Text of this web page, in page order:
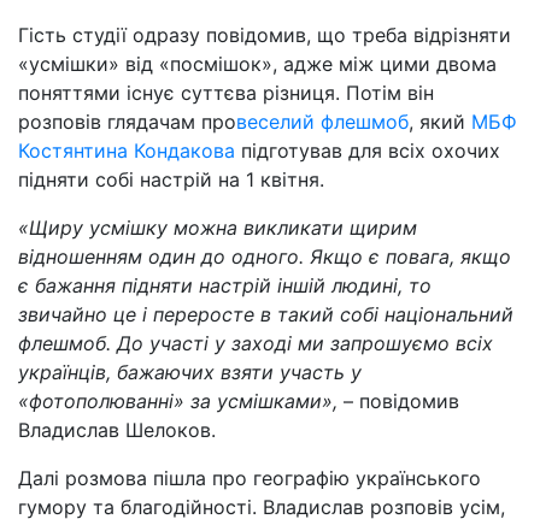
Гість студії одразу повідомив, що треба відрізняти
«усмішки» від «посмішок», адже між цими двома
поняттями існує суттєва різниця. Потім він
розповів глядачам провеселий флешмоб, який МБФ
Костянтина Кондакова підготував для всіх охочих
підняти собі настрій на 1 квітня.
«Щиру усмішку можна викликати щирим
відношенням один до одного. Якщо є повага, якщо
є бажання підняти настрій іншій людині, то
звичайно це і переросте в такий собі національний
флешмоб. До участі у заході ми запрошуємо всіх
українців, бажаючих взяти участь у
«фотополюванні» за усмішками», – повідомив
Владислав Шелоков.
Далі розмова пішла про географію українського
гумору та благодійності. Владислав розповів усім,